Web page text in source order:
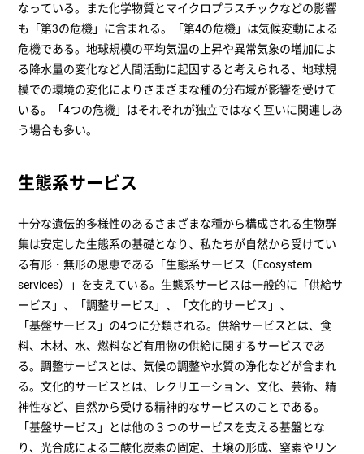
なっている。また化学物質とマイクロプラスチックなどの影響
も「第3の危機」に含まれる。「第4の危機」は気候変動による
危機である。地球規模の平均気温の上昇や異常気象の増加によ
る降水量の変化など人間活動に起因すると考えられる、地球規
模での環境の変化によりさまざまな種の分布域が影響を受けて
いる。「4つの危機」はそれぞれが独立ではなく互いに関連しあ
う場合も多い。
生態系サービス
十分な遺伝的多様性のあるさまざまな種から構成される生物群
集は安定した生態系の基礎となり、私たちが自然から受けてい
る有形・無形の恩恵である「生態系サービス（Ecosystem
services）」を支えている。生態系サービスは一般的に「供給サ
ービス」、「調整サービス」、「文化的サービス」、
「基盤サービス」の4つに分類される。供給サービスとは、食
料、木材、水、燃料など有用物の供給に関するサービスであ
る。調整サービスとは、気候の調整や水質の浄化などが含まれ
る。文化的サービスとは、レクリエーション、文化、芸術、精
神性など、自然から受ける精神的なサービスのことである。
「基盤サービス」とは他の３つのサービスを支える基盤とな
り、光合成による二酸化炭素の固定、土壌の形成、窒素やリン